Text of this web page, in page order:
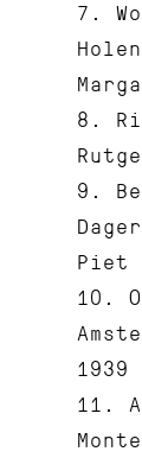
7.
8.
9.
Piet
10.
1939
11.